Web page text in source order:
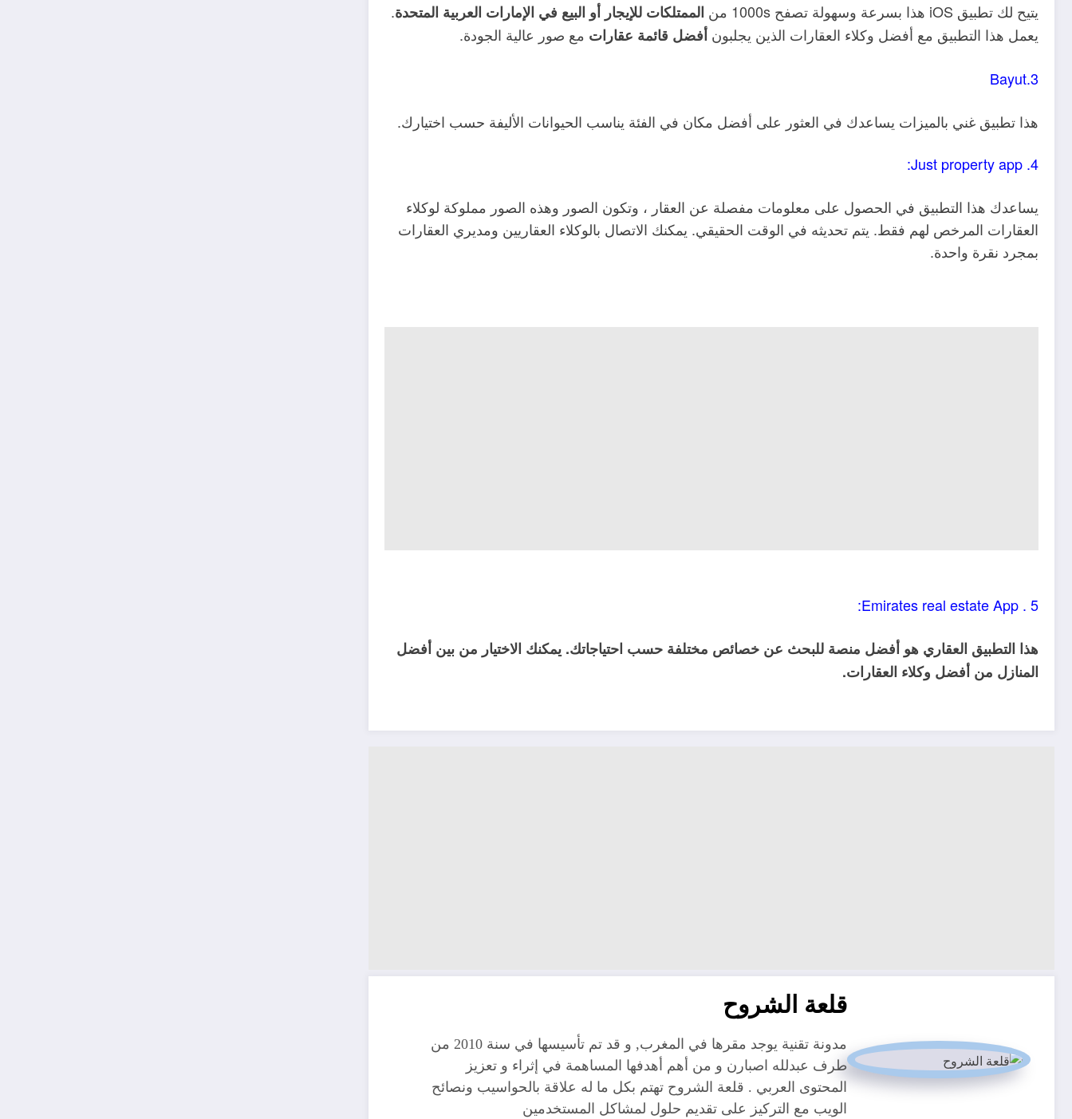
يتيح لك تطبيق iOS هذا بسرعة وسهولة تصفح 1000s من الممتلكات للإيجار أو البيع في الإمارات العربية المتحدة.
يعمل هذا التطبيق مع أفضل وكلاء العقارات الذين يجلبون أفضل قائمة عقارات مع صور عالية الجودة.
Bayut.3
هذا تطبيق غني بالميزات يساعدك في العثور على أفضل مكان في الفئة يناسب الحيوانات الأليفة حسب اختيارك.
4. Just property app:
يساعدك هذا التطبيق في الحصول على معلومات مفصلة عن العقار ، وتكون الصور وهذه الصور مملوكة لوكلاء
العقارات المرخص لهم فقط. يتم تحديثه في الوقت الحقيقي. يمكنك الاتصال بالوكلاء العقاريين ومديري العقارات
بمجرد نقرة واحدة.
5 . Emirates real estate App:
هذا التطبيق العقاري هو أفضل منصة للبحث عن خصائص مختلفة حسب احتياجاتك. يمكنك الاختيار من بين أفضل
المنازل من أفضل وكلاء العقارات.
قلعة الشروح
مدونة تقنية يوجد مقرها في المغرب, و قد تم تأسيسها في سنة 2010 من
طرف عبدلله اصبارن و من أهم أهدفها المساهمة في إثراء و تعزيز
المحتوى العربي . قلعة الشروح تهتم بكل ما له علاقة بالحواسيب ونصائح
الويب مع التركيز على تقديم حلول لمشاكل المستخدمين